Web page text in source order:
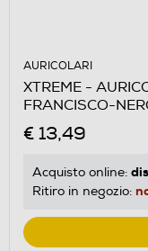
AURICOLARI
XTREME -
FRANCISCO-
€ 13,49
Acquisto online:
Ritiro in negozio: